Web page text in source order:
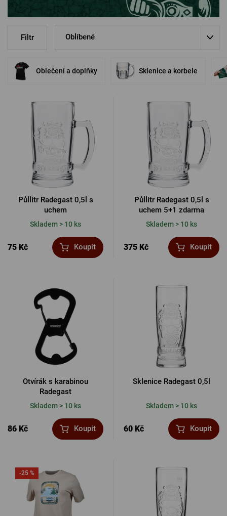
PŘIHLÁSIT PŘES FACEBOOK
PŘIHLÁSIT PŘES SEZNAM
Filtr Oblíbené
Oblečení a doplňky Sklenice a korbele
Půllitr Radegast 0,5l s
uchem
Skladem > 10 ks
75 Kč Koupit
Půllitr Radegast 0,5l s
uchem 5+1 zdarma
Skladem > 10 ks
375 Kč Koupit
Otvírák s karabinou
Radegast
Skladem > 10 ks
86 Kč Koupit
Sklenice Radegast 0,5l
Skladem > 10 ks
60 Kč Koupit
-25 %